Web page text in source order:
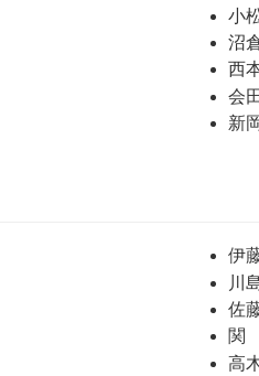
小
沼
西
会
新
伊
川
佐
関
高